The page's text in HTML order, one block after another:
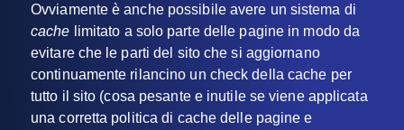
Ovviamente è anche possibile avere un sistema di
cache limitato a solo parte delle pagine in modo da
evitare che le parti del sito che si aggiornano
continuamente rilancino un check della cache per
tutto il sito (cosa pesante e inutile se viene applicata
una corretta politica di cache delle pagine e